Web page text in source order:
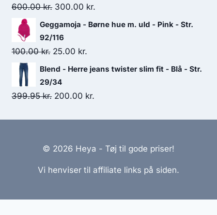
549.95 kr..
600.00kr. Original
price
was:
600.00 kr..
300.00 kr.
price
Geggamoja - Børne hue m. uld - Pink - Str.
92/116
100.00kr. Original
price
was:
100.00 kr..
25.00 kr.
price
25.00 kr..
Blend - Herre jeans twister slim fit - Blå - Str.
29/34
399.95kr. Original
200.00 kr.
© 2026 Heya - Tøj til gode priser!
Vi henviser til affiliate links på siden.